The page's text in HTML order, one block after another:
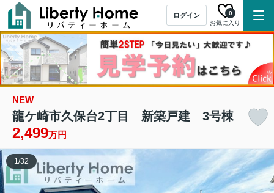
ログイン
お気に入り
0
NEW
龍ケ崎市久保台2丁目 新築戸建 3号棟
2,499万円
1 /32